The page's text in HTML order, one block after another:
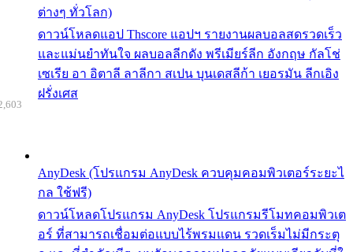
ต่างๆ ทั่วโลก)
ดาวน์โหลดแอป Thscore แอปฯ รายงานผลบอลสดรวดเร็ว
และแม่นยำทันใจ ผลบอลลีกดัง พรีเมียร์ลีก อังกฤษ กัลโช่
เซเรีย อา อิตาลี ลาลีกา สเปน บุนเดสลีก้า เยอรมัน ลีกเอิง
ฝรั่งเศส
AnyDesk (โปรแกรม AnyDesk ควบคุมคอมพิวเตอร์ระยะไ
กล ใช้ฟรี)
ดาวน์โหลดโปรแกรม AnyDesk โปรแกรมรีโมทคอมพิวเต
อร์ ที่สามารถเชื่อมต่อแบบไร้พรมแดน รวดเร็มไม่มีกระตุ